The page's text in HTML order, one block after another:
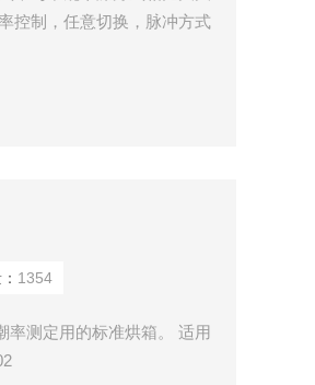
控制，任意切换，脉冲方式
设定多达10步的时间与功
度，全触屏彩色中文人机界
1354
率测定用的标准烘箱。 适用